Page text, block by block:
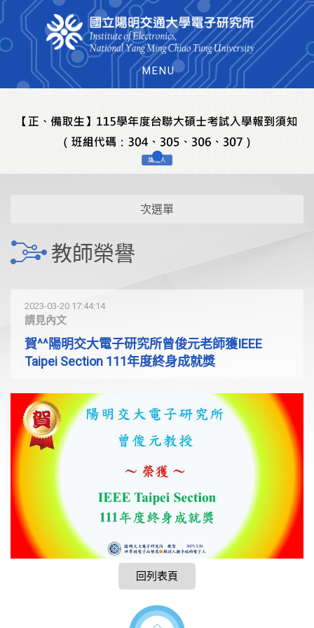
MENU
次選單
教師榮譽
2023-03-20 17:44:14
請見內文
賀^^陽明交大電子研究所曾俊元老師獲IEEE
Taipei Section 111年度終身成就獎
回列表頁